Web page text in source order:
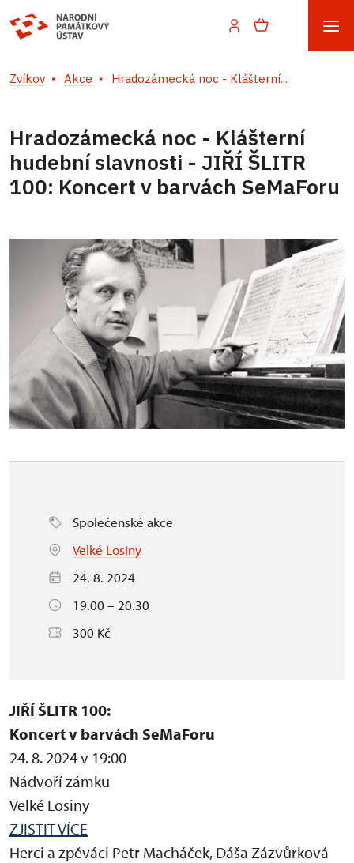
Zvíkov Akce Hradozámecká noc - Klášterní...
Hradozámecká noc - Klášterní
hudební slavnosti - JIŘÍ ŠLITR
100: Koncert v barvách SeMaForu
Společenské akce
Velké Losiny
24. 8. 2024
19.00 – 20.30
300 Kč
JIŘÍ ŠLITR 100:
Koncert v barvách SeMaForu
24. 8. 2024 v 19:00
Nádvoří zámku
Velké Losiny
ZJISTIT VÍCE
Herci a zpěváci Petr Macháček, Dáša Zázvůrková